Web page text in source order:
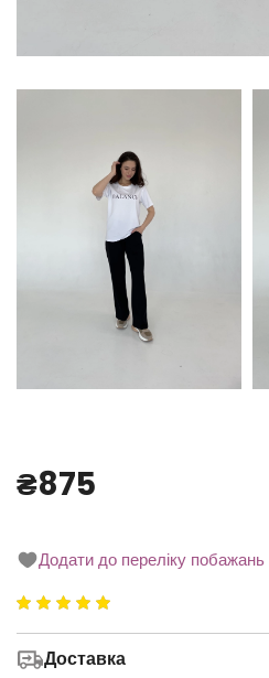
₴875
Додати до переліку побажань
5.00
5
Доставка